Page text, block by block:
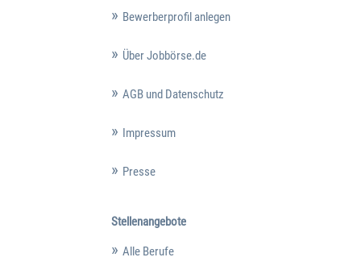
Bewerberprofil anlegen
Über Jobbörse.de
AGB und Datenschutz
Impressum
Presse
Stellenangebote
Alle Berufe